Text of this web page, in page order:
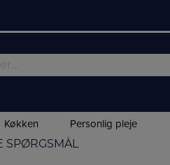
Køkken Personlig pleje
SPØRGSMÅL